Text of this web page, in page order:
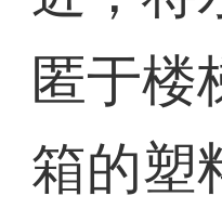
匿于楼
箱的塑